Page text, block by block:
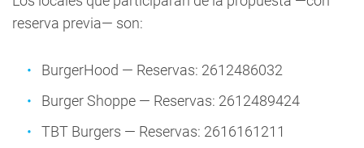
reserva previa— son:
BurgerHood — Reservas: 2612486032
Burger Shoppe — Reservas: 2612489424
TBT Burgers — Reservas: 2616161211